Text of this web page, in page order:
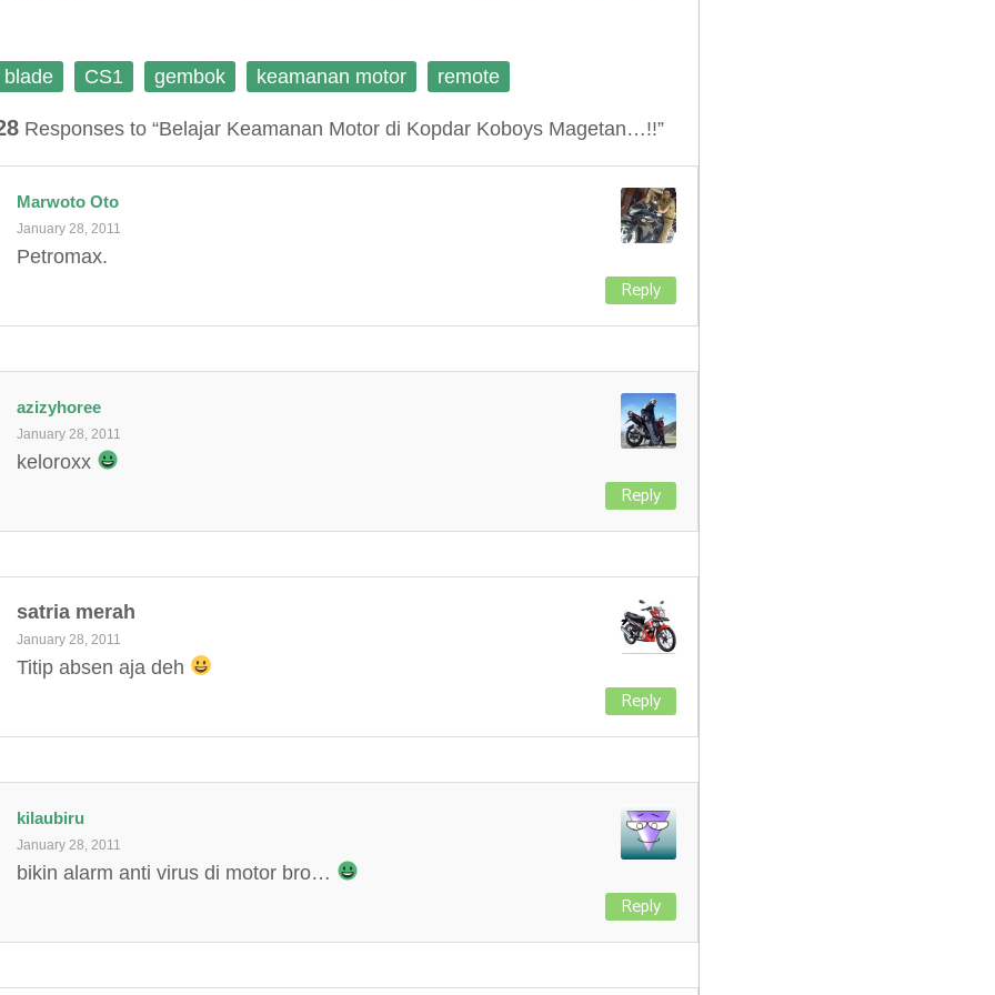
w
)
d
o
w
o
w
)
blade CS1 gembok keamanan motor remote
Responses to “Belajar Keamanan Motor di Kopdar Koboys Magetan…!!”
Marwoto Oto
January 28, 2011
Petromax.
Reply
azizyhoree
January 28, 2011
keloroxx
Reply
satria merah
January 28, 2011
Titip absen aja deh
Reply
kilaubiru
January 28, 2011
bikin alarm anti virus di motor bro…
Reply